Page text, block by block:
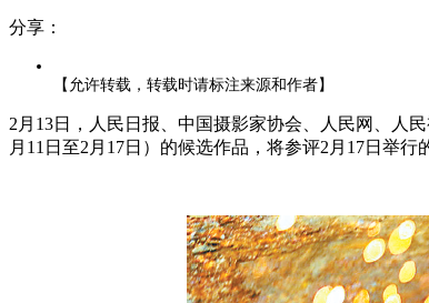
分享：
【允许转载，转载时请标注来源和作者】
2月13日，人民日报、中国摄影家协会、人民网、人
月11日至2月17日）的候选作品，将参评2月17日举行